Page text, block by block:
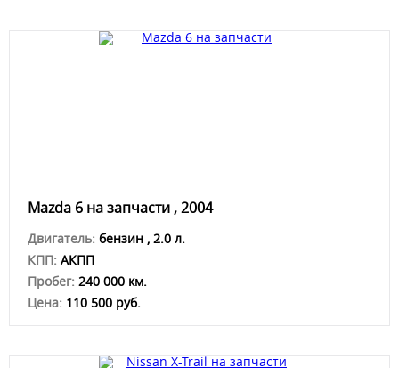
Mazda 6 на запчасти , 2004
Двигатель: бензин , 2.0 л.
КПП: АКПП
Пробег: 240 000 км.
Цена: 110 500 руб.